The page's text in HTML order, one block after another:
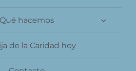
Qué hacemos
de la Caridad hoy